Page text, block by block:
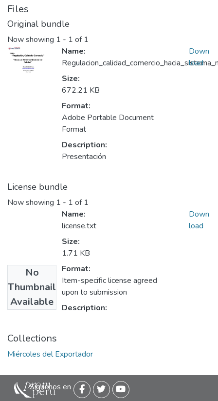
Files
Original bundle
Now showing 1 - 1 of 1
Name:
Size:
672.21 KB
Format:
Adobe Portable Document
Format
Description:
Presentación
Down
load
License bundle
Now showing 1 - 1 of 1
No
Thumbnail
Available
Name:
license.txt
Size:
1.71 KB
Format:
Item-specific license agreed
upon to submission
Description:
Down
load
Collections
Miércoles del Exportador
Siguenos en